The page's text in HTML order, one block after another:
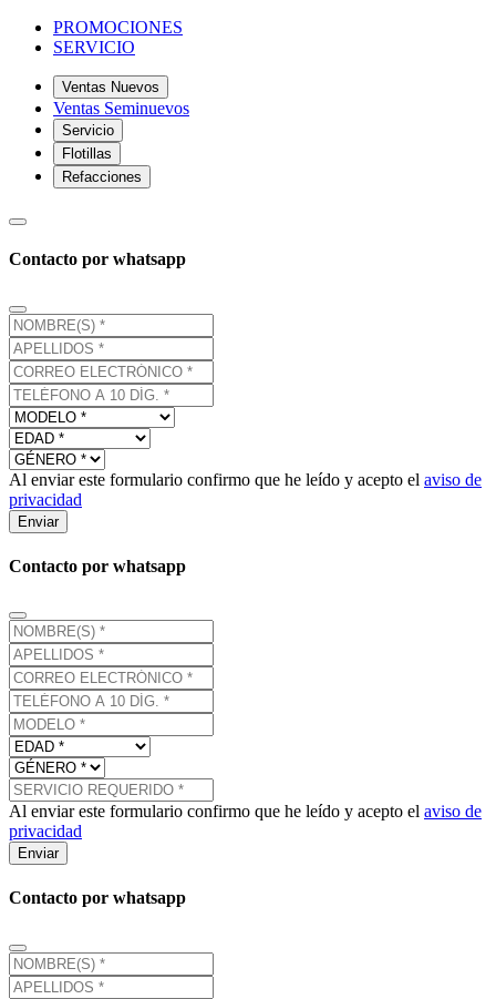
PROMOCIONES
SERVICIO
Ventas Nuevos
Ventas Seminuevos
Servicio
Flotillas
Refacciones
Contacto por whatsapp
Al enviar este formulario confirmo que he leído y acepto el aviso de
privacidad
Enviar
Contacto por whatsapp
Al enviar este formulario confirmo que he leído y acepto el aviso de
privacidad
Enviar
Contacto por whatsapp